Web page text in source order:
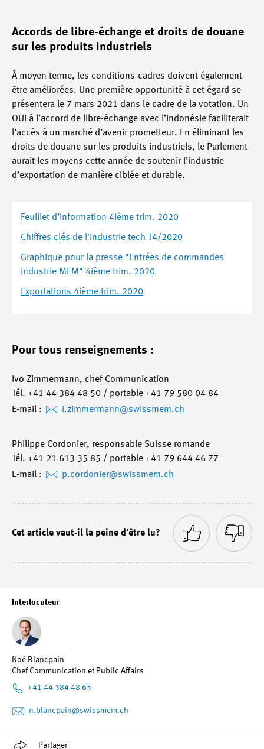
Interlocuteur
Noé Blancpain
Chef Communication et Public Affairs
+41 44 384 48 65
n.blancpain@swissmem.ch
Partager
Accords de libre-échange et droits de douane
sur les produits industriels
À moyen terme, les conditions-cadres doivent également
être améliorées. Une première opportunité à cet égard se
présentera le 7 mars 2021 dans le cadre de la votation. Un
OUI à l’accord de libre-échange avec l’Indonésie faciliterait
l’accès à un marché d’avenir prometteur. En éliminant les
droits de douane sur les produits industriels, le Parlement
aurait les moyens cette année de soutenir l’industrie
d’exportation de manière ciblée et durable.
Feuillet d’information 4ième trim. 2020
Chiffres clés de l'industrie tech T4/2020
Graphique pour la presse "Entrées de commandes
industrie MEM" 4ième trim. 2020
Exportations 4ième trim. 2020
Pour tous renseignements :
Ivo Zimmermann, chef Communication
Tél. +41 44 384 48 50 / portable +41 79 580 04 84
E-mail :
i.zimmermann@swissmem.ch
Philippe Cordonier, responsable Suisse romande
Tél. +41 21 613 35 85 / portable +41 79 644 46 77
E-mail :
p.cordonier@swissmem.ch
Cet article vaut-il la peine d'être lu?